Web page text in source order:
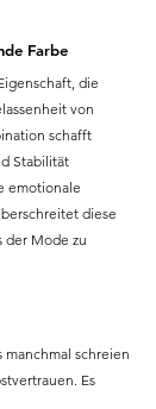
Farbe
die
von
schafft
Stabilität
emotionale
diese
der Mode zu
manchmal schreien
Es